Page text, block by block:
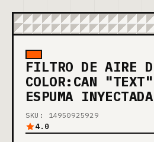
FILTRO DE AIRE
COLOR:CAN
ESPUMA
SKU: 14950925929
4.0